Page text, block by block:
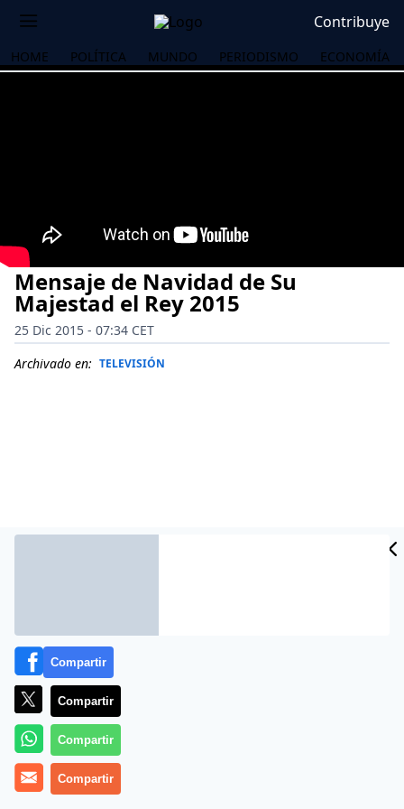
Contribuye
HOME POLÍTICA MUNDO PERIODISMO ECONOMÍA
Mensaje de Navidad de Su
Majestad el Rey 2015
25 Dic 2015 - 07:34 CET
Archivado en: TELEVISIÓN
Mensaje de Navidad 2015 de Su Majestad el Rey.
http://www.casareal.es/ES/Actividades/Paginas/
data=12619
Compartir
Compartir
Compartir
Compartir